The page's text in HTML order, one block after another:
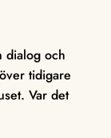
dialog och
tidigare
Var det